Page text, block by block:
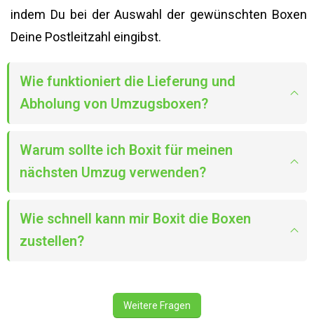
indem Du bei der Auswahl der gewünschten Boxen
Deine Postleitzahl eingibst.
Wie funktioniert die Lieferung und
Abholung von Umzugsboxen?
Warum sollte ich Boxit für meinen
nächsten Umzug verwenden?
Wie schnell kann mir Boxit die Boxen
zustellen?
Weitere Fragen